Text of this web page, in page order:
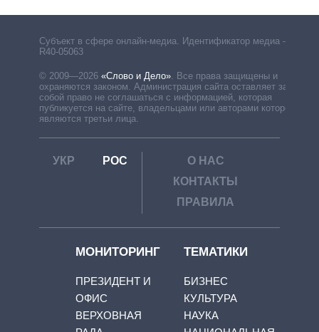
Субъект в сфере онлайн-медиа. Идентификатор медиа –
R40-05063
© 2009—2026 «Слово и Дело»
Все права защищены и
охраняются законом. Администрация сайта оставляет за
собой право не соглашаться с информацией, которая
публикуется на сайте, владельцами или авторами которой
являются третьи лица.
УКР РОС
О НАС
КОНТАКТЫ
ПРАВИЛА
МОНИТОРИНГ
ПРЕЗИДЕНТ И
ОФИС
ВЕРХОВНАЯ
ТЕМАТИКИ
БИЗНЕС
КУЛЬТУРА
НАУКА